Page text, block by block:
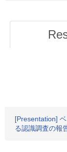
[Presentation]
る認識調査の報